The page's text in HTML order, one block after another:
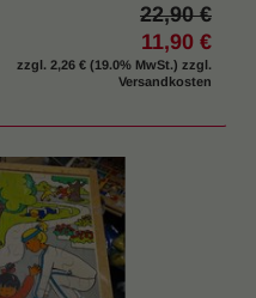
22,90 €
11,90 €
zzgl. 2,26 € (19.0% MwSt.) zzgl.
Versandkosten